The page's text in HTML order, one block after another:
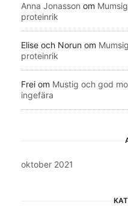
Anna Jonasson om
proteinrik
Elise och Norun om
proteinrik
Frei om Mustig och god
ingefära
oktober 2021